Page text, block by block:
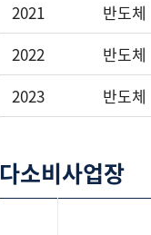
2021
반도체
2022
반도체
2023
반도체
다소비사업장